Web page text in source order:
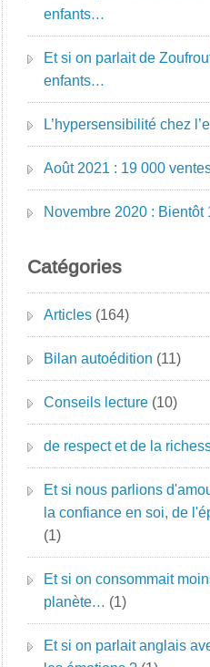
enfants…
Et si on parlait de
enfants…
L’hypersensibilité chez
Août 2021 : 19 000
Novembre 2020 :
Catégories
Articles (164)
Bilan autoédition (11)
Conseils lecture (10)
de respect et de la
Et si nous parlions
la confiance en soi, de
(1)
Et si on consommait
planète… (1)
Et si on parlait anglais